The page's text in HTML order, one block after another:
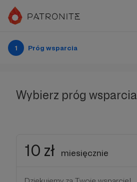
1 Próg wsparcia
Wybierz próg wsparcia
10 zł miesięcznie